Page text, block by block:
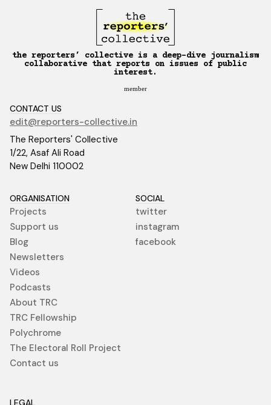
the reporters’ collective is a deep-dive journalism
collaborative that reports on issues of public
interest.
member
CONTACT US
edit@reporters-collective.in
The Reporters' Collective
1/22, Asaf Ali Road
New Delhi 110002
ORGANISATION
Projects
Support us
Blog
Newsletters
Videos
Podcasts
About TRC
TRC Fellowship
Polychrome
The Electoral Roll Project
Contact us
SOCIAL
twitter
instagram
facebook
LEGAL